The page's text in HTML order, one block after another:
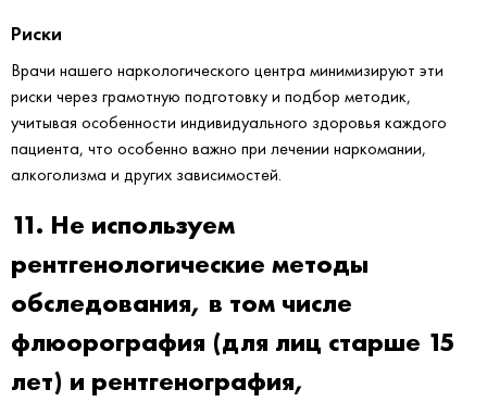
Риски
Врачи нашего наркологического центра минимизируют эти
риски через грамотную подготовку и подбор методик,
учитывая особенности индивидуального здоровья каждого
пациента, что особенно важно при лечении наркомании,
алкоголизма и других зависимостей.
11. Не используем
рентгенологические методы
обследования, в том числе
флюорография (для лиц старше 15
лет) и рентгенография,